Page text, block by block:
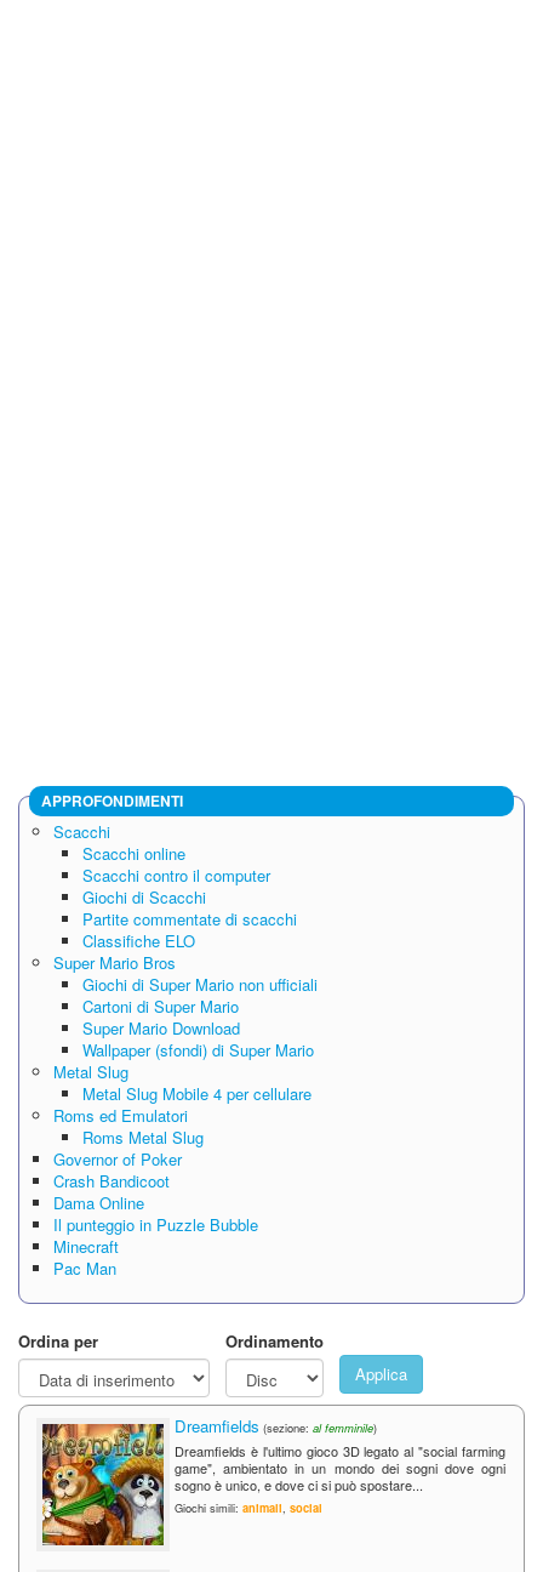
APPROFONDIMENTI
Scacchi
Scacchi online
Scacchi contro il computer
Giochi di Scacchi
Partite commentate di scacchi
Classifiche ELO
Super Mario Bros
Giochi di Super Mario non ufficiali
Cartoni di Super Mario
Super Mario Download
Wallpaper (sfondi) di Super Mario
Metal Slug
Metal Slug Mobile 4 per cellulare
Roms ed Emulatori
Roms Metal Slug
Governor of Poker
Crash Bandicoot
Dama Online
Il punteggio in Puzzle Bubble
Minecraft
Pac Man
Ordina per
Ordinamento
Applica
Dreamfields (sezione: al femminile)
Dreamfields è l'ultimo gioco 3D legato al "social farming
game", ambientato in un mondo dei sogni dove ogni
sogno è unico, e dove ci si può spostare...
Giochi simili: animali, social